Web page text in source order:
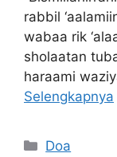
rabbil
wabaa rik
sholaatan
haraami
Selengkapnya
Kategori
Doa